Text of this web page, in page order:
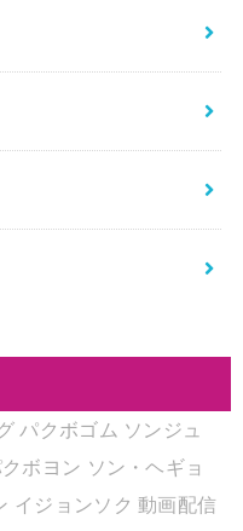
パクボゴム ソンジュ
ボヨン ソン・ヘギョ
イジョンソク 動画配信